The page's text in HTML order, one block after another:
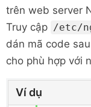
trên web server
Truy cập /etc/
dán mã code
cho phù hợp với
Ví dụ